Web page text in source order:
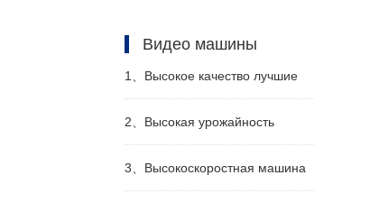
Видео машины
1、 Высокое качество лучшие
санитарные салфетки машина
Производитель Видео
2、 Высокая урожайность
женский подгузник делая
3、 Высокоскоростная машина